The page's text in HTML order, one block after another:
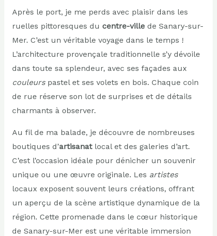
Après le port, je me perds avec plaisir dans les
ruelles pittoresques du centre-villede Sanary-sur-
Mer. C’est un véritable voyage dans le temps !
L’architecture provençale traditionnelle s’y dévoile
dans toute sa splendeur, avec ses façades aux
couleurspastel et ses volets en bois. Chaque coin
de rue réserve son lot de surprises et de détails
charmants à observer.
Au fil de ma balade, je découvre de nombreuses
boutiques d’artisanatlocal et des galeries d’art.
C’est l’occasion idéale pour dénicher un souvenir
unique ou une œuvre originale. Les artistes
locaux exposent souvent leurs créations, offrant
un aperçu de la scène artistique dynamique de la
région. Cette promenade dans le cœur historique
de Sanary-sur-Mer est une véritable immersion